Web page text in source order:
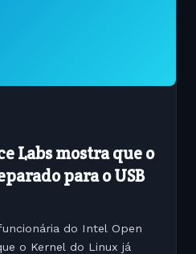
Labs mostra que o
para o USB
do Intel Open
o Kernel do Linux já